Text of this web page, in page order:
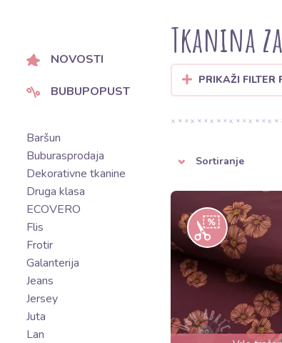
NOVOSTI
BUBUPOPUST
Baršun
Buburasprodaja
Dekorativne tkanine
Druga klasa
ECOVERO
Flis
Frotir
Galanterija
Jeans
Jersey
Juta
Lan
Tkanina
PRIKAŽI FILTER
Sortiranje